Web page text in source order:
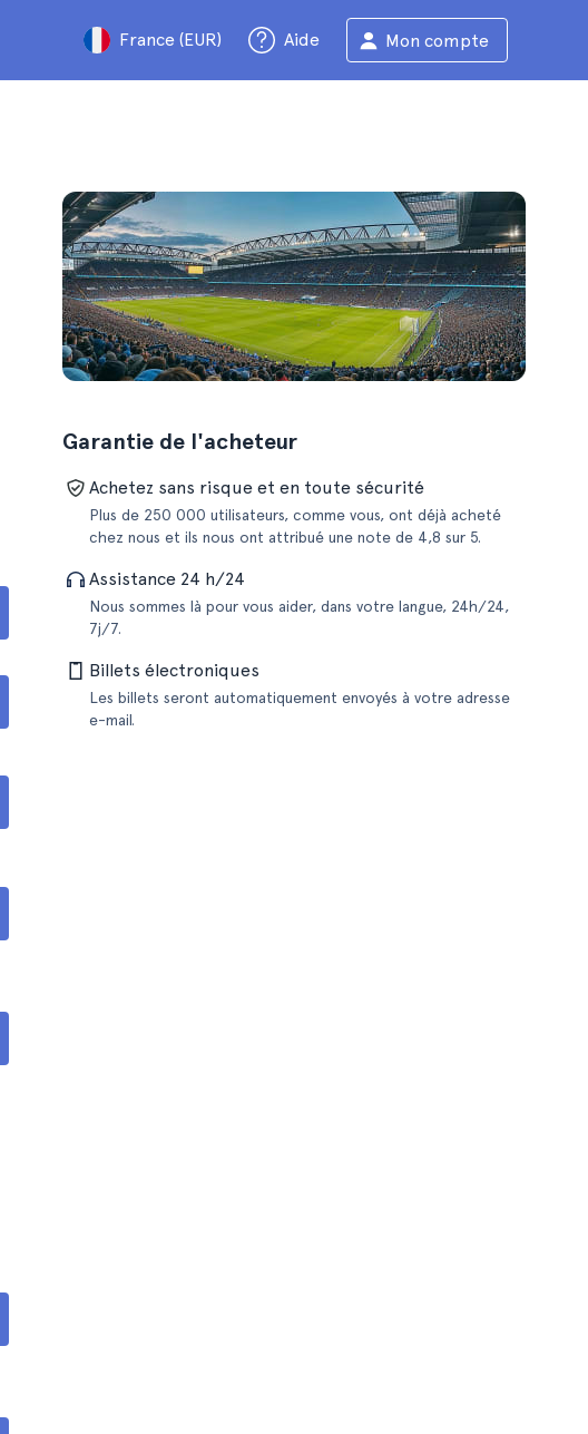
France (EUR) Aide Mon compte
Garantie de l'acheteur
Achetez sans risque et en toute sécurité
Plus de 250 000 utilisateurs, comme vous, ont déjà acheté
chez nous et ils nous ont attribué une note de 4,8 sur 5.
Assistance 24 h/24
Nous sommes là pour vous aider, dans votre langue, 24h/24,
7j/7.
Billets électroniques
Les billets seront automatiquement envoyés à votre adresse
e-mail.